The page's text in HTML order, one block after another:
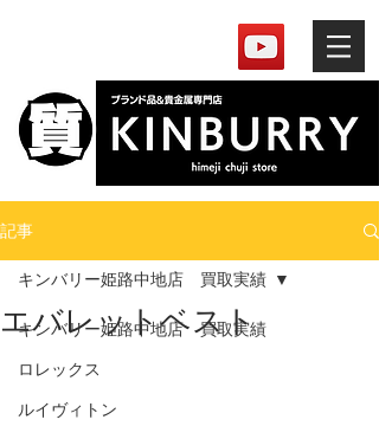
記事
キンバリー姫路中地店 買取実績
ロレックス
ルイヴィトン
キンバリー姫路中地店 買取実績
エバレットベスト